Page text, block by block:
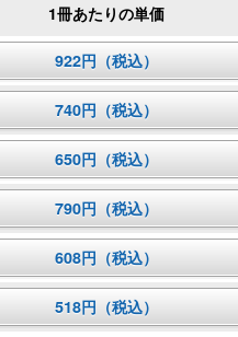
1冊あたりの単価
922円（税込）
740円（税込）
650円（税込）
790円（税込）
608円（税込）
518円（税込）